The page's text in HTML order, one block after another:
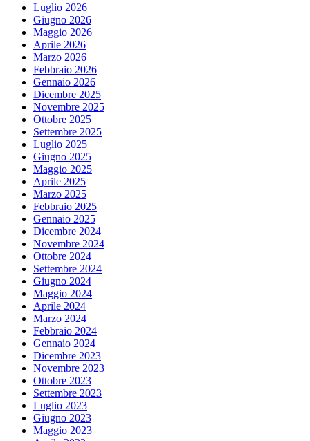
Luglio 2026
Giugno 2026
Maggio 2026
Aprile 2026
Marzo 2026
Febbraio 2026
Gennaio 2026
Dicembre 2025
Novembre 2025
Ottobre 2025
Settembre 2025
Luglio 2025
Giugno 2025
Maggio 2025
Aprile 2025
Marzo 2025
Febbraio 2025
Gennaio 2025
Dicembre 2024
Novembre 2024
Ottobre 2024
Settembre 2024
Giugno 2024
Maggio 2024
Aprile 2024
Marzo 2024
Febbraio 2024
Gennaio 2024
Dicembre 2023
Novembre 2023
Ottobre 2023
Settembre 2023
Luglio 2023
Giugno 2023
Maggio 2023